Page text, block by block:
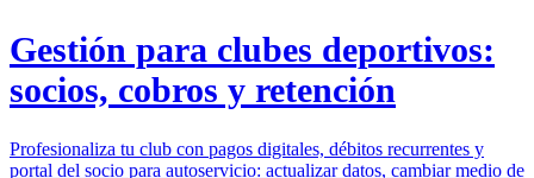
Gestión para clubes deportivos:
socios, cobros y retención
Profesionaliza tu club con pagos digitales, débitos recurrentes y
portal del socio para autoservicio: actualizar datos, cambiar medio de